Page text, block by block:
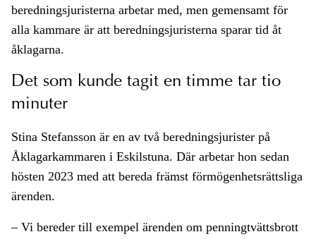
beredningsjuristerna arbetar med, men gemensamt för
alla kammare är att beredningsjuristerna sparar tid åt
åklagarna.
Det som kunde tagit en timme tar tio
minuter
Stina Stefansson är en av två beredningsjurister på
Åklagarkammaren i Eskilstuna. Där arbetar hon sedan
hösten 2023 med att bereda främst förmögenhetsrättsliga
ärenden.
– Vi bereder till exempel ärenden om penningtvättsbrott